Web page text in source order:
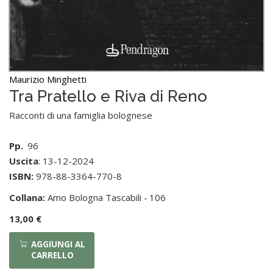
Maurizio Minghetti
Tra Pratello e Riva di Reno
Racconti di una famiglia bolognese
Pp. 96
Uscita: 13-12-2024
ISBN: 978-88-3364-770-8
Collana: Amo Bologna Tascabili - 106
13,00 €
AGGIUNGI AL
CARRELLO